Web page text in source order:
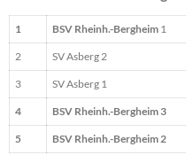
1 BSV Rheinh.-Bergheim 1
2 SV Asberg 2
3 SV Asberg 1
4 BSV Rheinh.-Bergheim 3
5 BSV Rheinh.-Bergheim 2